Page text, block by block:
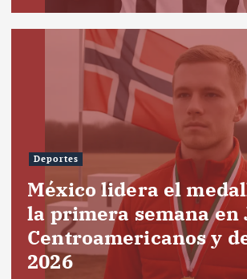
Deportes
México lidera el
la primera semana en
Centroamericanos y
2026